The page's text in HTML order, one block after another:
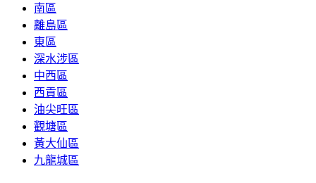
南區
離島區
東區
深水涉區
中西區
西貢區
油尖旺區
觀塘區
黃大仙區
九龍城區